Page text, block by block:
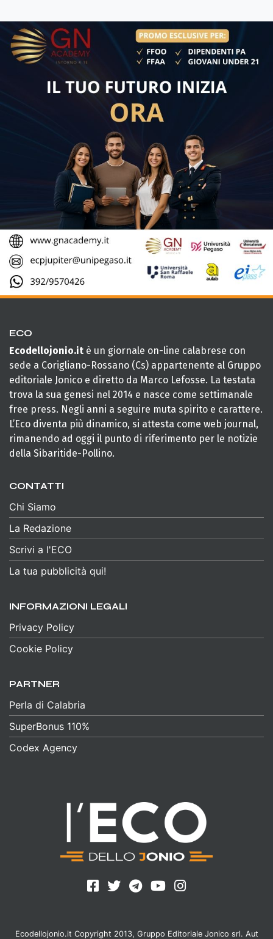
ECO
Ecodellojonio.it è un giornale on-line calabrese con
sede a Corigliano-Rossano (Cs) appartenente al Gruppo
editoriale Jonico e diretto da Marco Lefosse. La testata
trova la sua genesi nel 2014 e nasce come settimanale
free press. Negli anni a seguire muta spirito e carattere.
L’Eco diventa più dinamico, si attesta come web journal,
rimanendo ad oggi il punto di riferimento per le notizie
della Sibaritide-Pollino.
CONTATTI
Chi Siamo
La Redazione
Scrivi a l'ECO
La tua pubblicità qui!
INFORMAZIONI LEGALI
Privacy Policy
Cookie Policy
PARTNER
Perla di Calabria
SuperBonus 110%
Codex Agency
Ecodellojonio.it Copyright 2013, Gruppo Editoriale Jonico srl. Aut